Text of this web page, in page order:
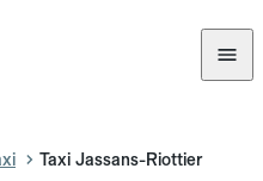
Taxi Jassans-Riottier